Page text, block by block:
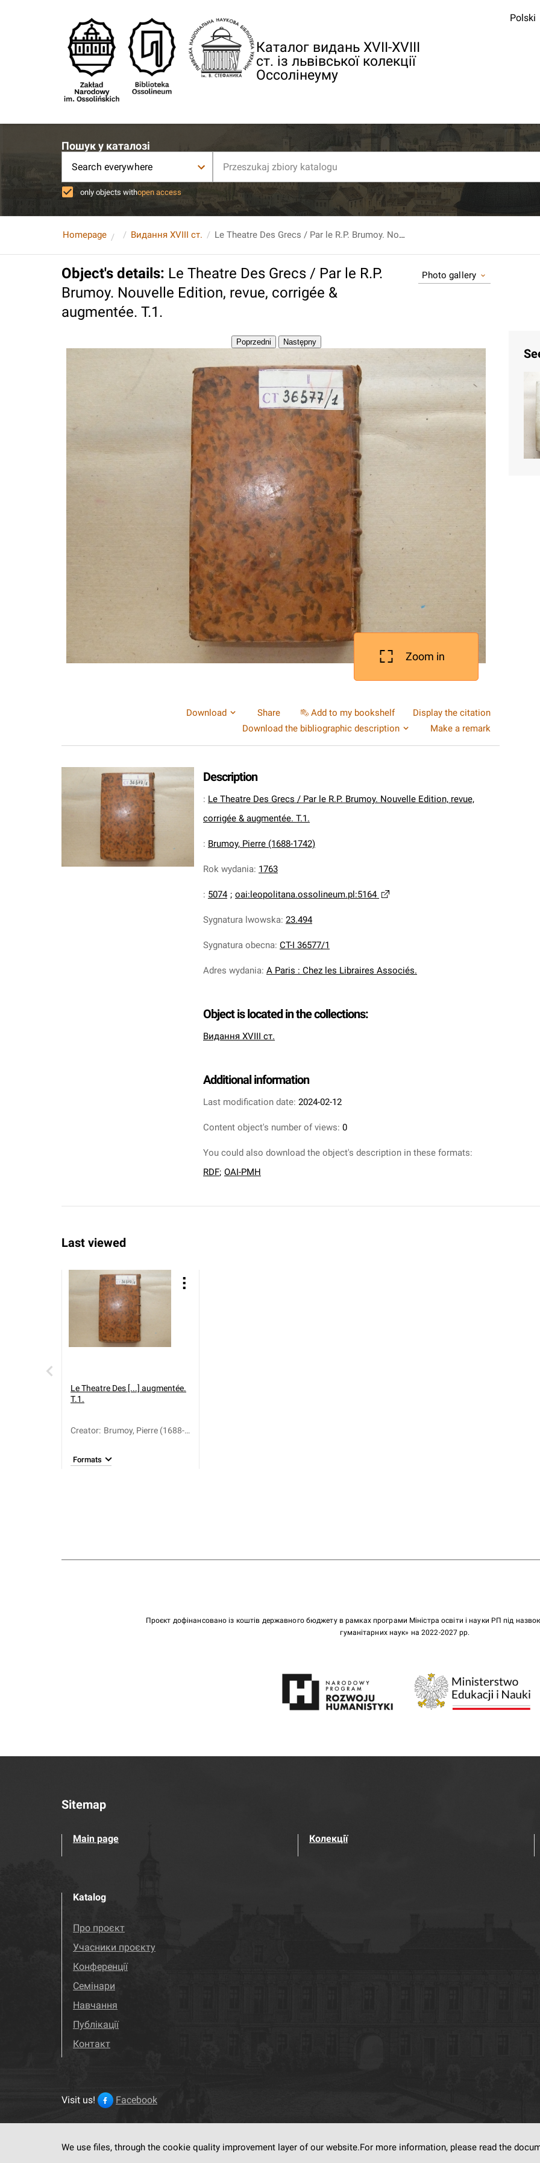
Каталог видань XVII-XVIII
ст. із львівської колекції
Оссолінеуму
Polski
Пошук у каталозі
Search everywhere
only objects withopen access
Homepage Видання XVIII ст. Le Theatre Des Grecs / Par le R.P. Brumoy. Nouvelle Edition, revue, corrigée & augmentée. T.1.
Object's details: Le Theatre Des Grecs / Par le R.P.
Brumoy. Nouvelle Edition, revue, corrigée &
augmentée. T.1.
Photo gallery
Zoom in
Download Share Add to my bookshelf
Display the citation
Download the bibliographic description
Make a remark
Description
: Le Theatre Des Grecs / Par le R.P. Brumoy. Nouvelle Edition, revue,
corrigée & augmentée. T.1.
: Brumoy, Pierre (1688-1742)
Rok wydania: 1763
: 5074 ; oai:leopolitana.ossolineum.pl:5164
Sygnatura lwowska: 23.494
Sygnatura obecna: CT-I 36577/1
Adres wydania: A Paris : Chez les Libraires Associés.
Object is located in the collections:
Видання XVIII ст.
Additional information
Last modification date: 2024-02-12
Content object's number of views: 0
You could also download the object's description in these formats:
RDF; OAI-PMH
Last viewed
Le Theatre Des [...] augmentée.
T.1.
Creator: Brumoy, Pierre (1688-
Formats
Проєкт дофінансовано із коштів державного бюджету в рамках програми Міністра освіти і науки РП під
гуманітарних наук» на 2022-2027 рр.
Sitemap
Main page Колекції
Katalog
Про проєкт
Учасники проєкту
Конференції
Семінари
Навчання
Публікації
Контакт
Visit us! Facebook
This service runs ondLibra6.4.18-SNAPSHOTsoftware created byPoznan Supercomputing and
We use files, through the cookie quality improvement layer of our website.For more information, please read the